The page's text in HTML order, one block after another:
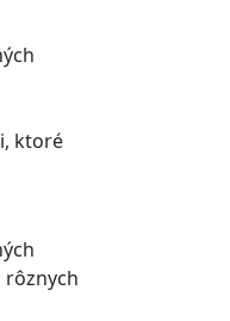
ktoré
rôznych